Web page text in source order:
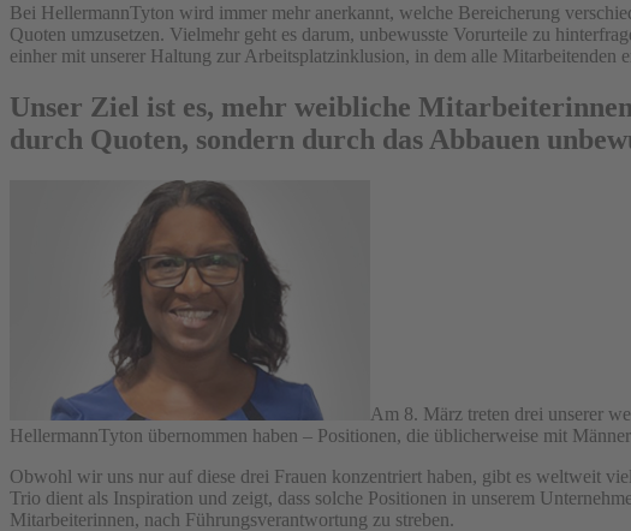
Bei HellermannTyton wird immer mehr anerkannt, welche Bereicherung
Quoten umzusetzen. Vielmehr geht es darum, unbewusste Vorurteile zu
einher mit unserer Haltung zur Arbeitsplatzinklusion, in dem alle Mitarbeitenden
Unser Ziel ist es, mehr weibliche
durch Quoten, sondern durch das Abbauen
Am 8. März treten drei unserer
HellermannTyton übernommen haben – Positionen, die üblicherweise mit
Obwohl wir uns nur auf diese drei Frauen konzentriert haben, gibt es weltweit
Trio dient als Inspiration und zeigt, dass solche Positionen in unserem
Mitarbeiterinnen, nach Führungsverantwortung zu streben.